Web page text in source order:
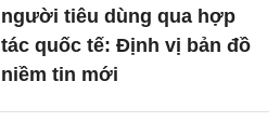
người tiêu dùng qua hợp
tác quốc tế: Định vị bản đồ
niềm tin mới